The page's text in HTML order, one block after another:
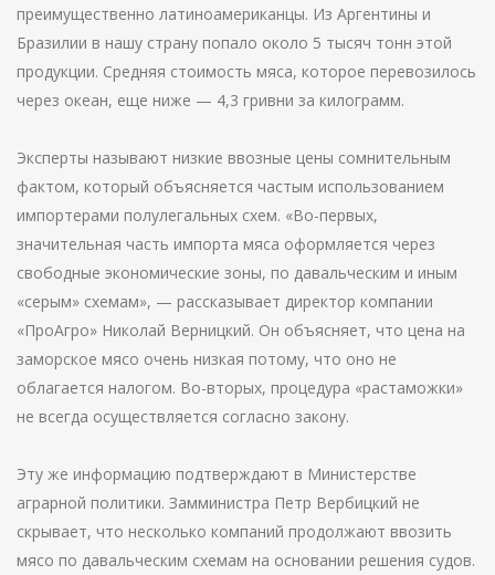
преимущественно латиноамериканцы. Из Аргентины и
Бразилии в нашу страну попало около 5 тысяч тонн этой
продукции. Средняя стоимость мяса, которое перевозилось
через океан, еще ниже — 4,3 гривни за килограмм.
Эксперты называют низкие ввозные цены сомнительным
фактом, который объясняется частым использованием
импортерами полулегальных схем. «Во-первых,
значительная часть импорта мяса оформляется через
свободные экономические зоны, по давальческим и иным
«серым» схемам», — рассказывает директор компании
«ПроАгро» Николай Верницкий. Он объясняет, что цена на
заморское мясо очень низкая потому, что оно не
облагается налогом. Во-вторых, процедура «растаможки»
не всегда осуществляется согласно закону.
Эту же информацию подтверждают в Министерстве
аграрной политики. Замминистра Петр Вербицкий не
скрывает, что несколько компаний продолжают ввозить
мясо по давальческим схемам на основании решения судов.